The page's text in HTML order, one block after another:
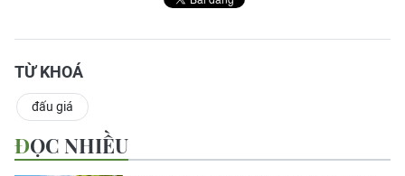
TỪ KHOÁ
đấu giá
ĐỌC NHIỀU